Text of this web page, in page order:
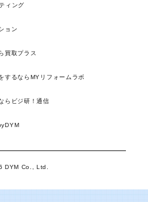
ィング
ョン
買取プラス
するならMYリフォームラボ
らビジ研！通信
DYM Co., Ltd.